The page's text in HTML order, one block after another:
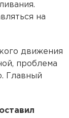
на
движения
проблема
Главный